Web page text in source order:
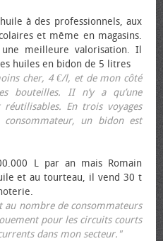
à des professionnels, aux
et même en magasins.
meilleure valorisation. Il
huiles en bidon de 5 litres
cher, 4 €/l, et de mon côté
bouteilles. II n’y a qu’une
En trois voyages
un bidon est
L par an mais Romain
et au tourteau, il vend 30 t
au nombre de consommateurs
pour les circuits courts
dans mon secteur."